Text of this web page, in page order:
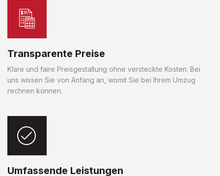
Transparente Preise
Klare und faire Preisgestaltung ohne versteckte Kosten. Bei
uns wissen Sie von Anfang an, womit Sie bei Ihrem Umzug
rechnen können.
Umfassende Leistungen